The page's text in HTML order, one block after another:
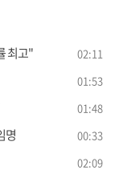
최고" 02:11
01:53
01:48
명 00:33
02:09